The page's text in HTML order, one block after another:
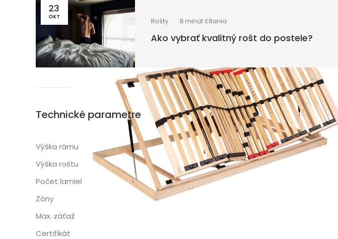
23
OKT Rošty 8 minút čítania
Ako vybrať kvalitný rošt do postele?
Technické parametre
Výška rámu
7 cm
Výška roštu
7 cm
Počet lamiel
28
Zóny
3
Max. záťaž
Certifikát